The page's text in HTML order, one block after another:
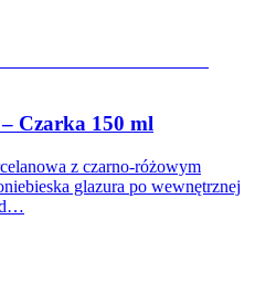
Czarka 150 ml
z czarno-różowym
glazura po wewnętrznej